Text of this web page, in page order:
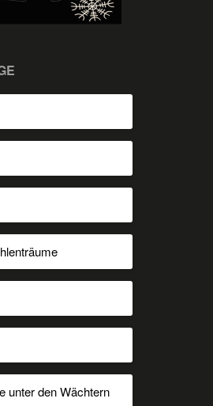
unter den Wächtern